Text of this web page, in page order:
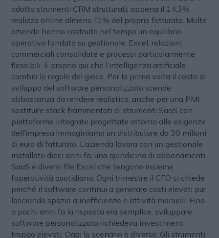
adotta strumenti CRM strutturati; appena il 14,3%
realizza online almeno l’1% del proprio fatturato. Molte
aziende hanno costruito nel tempo un equilibrio
operativo fondato su gestionale, Excel, relazioni
commerciali consolidate e processi particolarmente
flessibili. È proprio qui che l’intelligenza artificiale
cambia le regole del gioco. Per la prima volta il costo di
sviluppo del software personalizzato scende
abbastanza da rendere realistico, anche per una PMI,
sostituire stack frammentati di strumenti SaaS con
piattaforme integrate progettate attorno alle esigenze
dell’impresa.Immaginiamo un distributore da 30 milioni
di euro di fatturato. L’azienda lavora con un gestionale
installato dieci anni fa, una quindicina di abbonamenti
SaaS e diversi file Excel che tengono insieme
l’operatività quotidiana. Ogni trimestre il CFO si chiede
perché il software continui a generare costi elevati pur
lasciando spazio a inefficienze e attività manuali. Fino
a pochi anni fa la risposta era semplice: sviluppare
software personalizzato richiedeva investimenti
troppo elevati. Oggi lo scenario è diverso. Gli strumenti